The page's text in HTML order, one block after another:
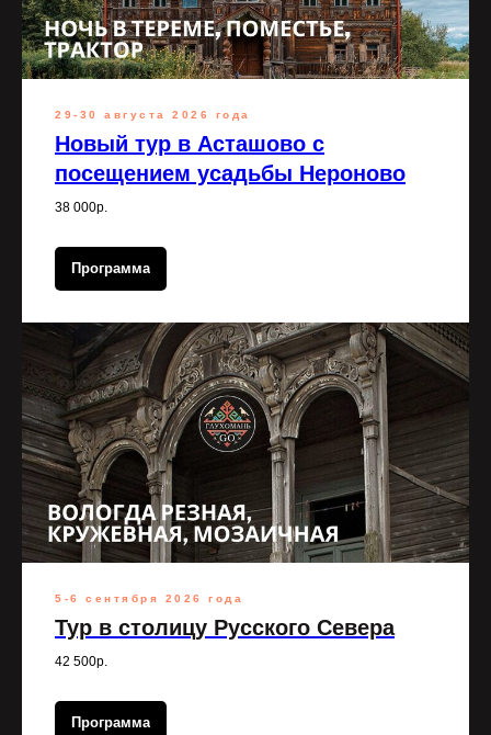
29-30 августа 2026 года
Новый тур в Асташово с
посещением усадьбы Нероново
38 000р.
Программа
5-6 сентября 2026 года
Тур в столицу Русского Севера
42 500р.
Программа